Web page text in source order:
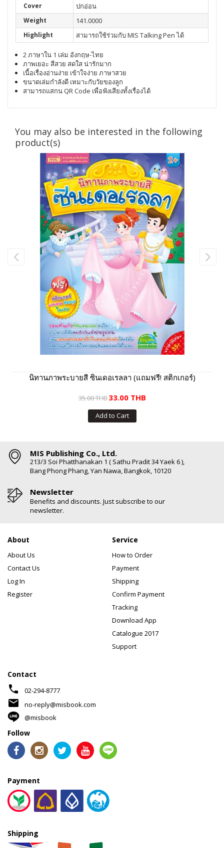
Cover ปกอ่อน
Weight 141.0000
Highlight สามารถใช้ร่วมกับ MIS Talking Pen ได้
2 ภาษาใน 1 เล่ม อังกฤษ-ไทย
ภาพเยอะ สีสวย สดใส น่ารักมาก
เนื้อเรื่องอ่านง่าย เข้าใจง่าย ภาษาสวย
ขนาดเล่มกำลังดี เหมาะกับวัยของลูก
สามารถแสกน QR Code เพื่อฟังเสียงทั้งเรื่องได้
You may also be interested in the following
product(s)
นิทานภาพระบายสี ซินเดอเรลลา (แถมฟรี! สติกเกอร์)
35.00 THB33.00 THB
Add to Cart
MIS Publishing Co., Ltd.
213/3 Soi Phatthanakan 1 ( Sathu Pradit 34 Yaek 6 ),
Bang Phong Phang, Yan Nawa, Bangkok, 10120
Newsletter
Benefits and discounts. Just subscribe to our
newsletter.
About
About Us
Contact Us
Log In
Register
Service
How to Order
Payment
Shipping
Confirm Payment
Tracking
Download App
Catalogue 2017
Support
Contact
phone 02-294-8777
mail
no-reply@misbook.com
@misbook
Follow
Payment
Shipping